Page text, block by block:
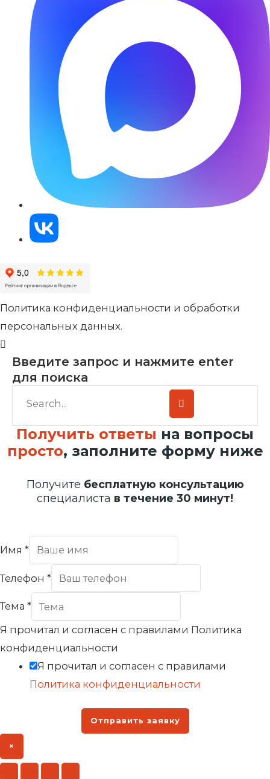
Политика конфиденциальности и обработки
персональных данных.
Введите запрос и нажмите enter
для поиска
Получить ответы на вопросы
просто, заполните форму ниже
Получите бесплатную консультацию
специалиста в течение 30 минут!
Имя *
Телефон *
Тема *
Я прочитал и согласен с правилами Политика
конфиденциальности
Я прочитал и согласен с правилами
Политика конфиденциальности
Отправить заявку
×